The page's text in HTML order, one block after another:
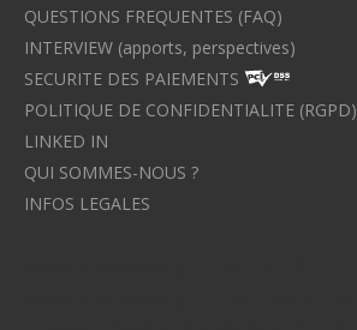
QUESTIONS FREQUENTES (FAQ)
INTERVIEW (apports, perspectives)
SECURITE DES PAIEMENTS
POLITIQUE DE CONFIDENTIALITE (RGPD)
LINKED IN
QUI SOMMES-NOUS ?
INFOS LEGALES